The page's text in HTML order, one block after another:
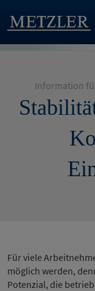
Information
Für viele
möglich werden,
Potenzial, die